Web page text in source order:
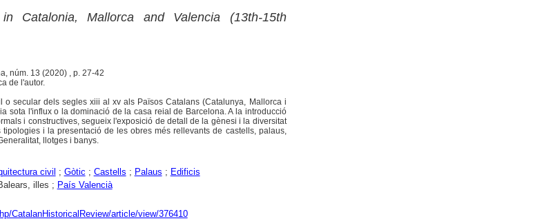
Catalonia, Mallorca and Valencia (13th-15th
núm. 13 (2020) , p. 27-42
de l'autor.
o secular dels segles xiii al xv als Països Catalans (Catalunya, Mallorca i
sota l'influx o la dominació de la casa reial de Barcelona. A la introducció
i constructives, segueix l'exposició de detall de la gènesi i la diversitat
i la presentació de les obres més rellevants de castells, palaus,
llotges i banys.
civil ; Gòtic ; Castells ; Palaus ; Edificis
illes ; País Valencià
CatalanHistoricalReview/article/view/376410